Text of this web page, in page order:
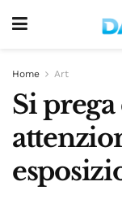
Home Art
Si